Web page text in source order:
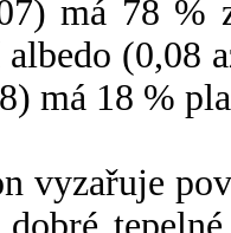
má 78 %
(0,08
má 18 %
vyzařuje